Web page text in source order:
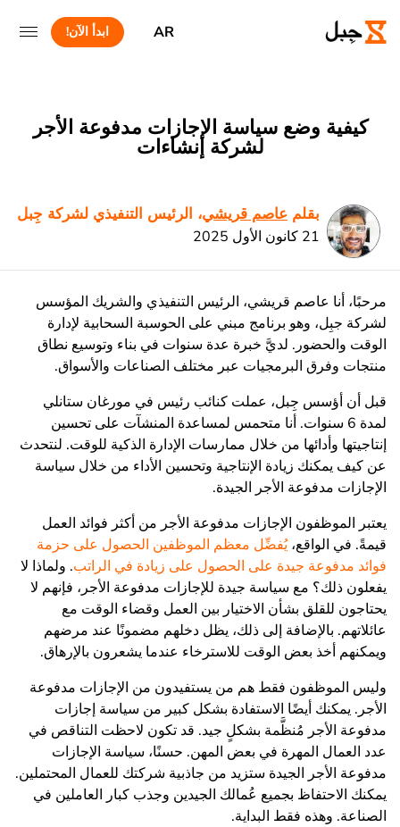
AR ابدأ الآن!
كيفية وضع سياسة الإجازات مدفوعة الأجر
لشركة إنشاءات
بقلم عاصم قريشي، الرئيس التنفيذي لشركة جِبل
21 كانون الأول 2025
مرحبًا، أنا عاصم قريشي، الرئيس التنفيذي والشريك المؤسس
لشركة جبِل، وهو برنامج مبني على الحوسبة السحابية لإدارة
الوقت والحضور. لديَّ خبرة عدة سنوات في بناء وتوسيع نطاق
منتجات وفرق البرمجيات عبر مختلف الصناعات والأسواق.
قبل أن أؤسس جِبل، عملت كنائب رئيس في مورغان ستانلي
لمدة 6 سنوات. أنا متحمس لمساعدة المنشآت على تحسين
إنتاجيتها وأدائها من خلال ممارسات الإدارة الذكية للوقت. لنتحدث
عن كيف يمكنك زيادة الإنتاجية وتحسين الأداء من خلال سياسة
الإجازات مدفوعة الأجر الجيدة.
يعتبر الموظفون الإجازات مدفوعة الأجر من أكثر فوائد العمل
قيمةً. في الواقع،يُفضِّل معظم الموظفين الحصول على حزمة
فوائد مدفوعة جيدة على الحصول على زيادة في الراتب. ولماذا لا
يفعلون ذلك؟ مع سياسة جيدة للإجازات مدفوعة الأجر، فإنهم لا
يحتاجون للقلق بشأن الاختيار بين العمل وقضاء الوقت مع
عائلاتهم. بالإضافة إلى ذلك، يظل دخلهم مضمونًا عند مرضهم
ويمكنهم أخذ بعض الوقت للاسترخاء عندما يشعرون بالإرهاق.
وليس الموظفون فقط هم من يستفيدون من الإجازات مدفوعة
الأجر. يمكنك أيضًا الاستفادة بشكل كبير من سياسة إجازات
مدفوعة الأجر مُنظَّمة بشكلٍ جيد. قد تكون لاحظت التناقص في
عدد العمال المهرة في بعض المهن. حسنًا، سياسة الإجازات
مدفوعة الأجر الجيدة ستزيد من جاذبية شركتك للعمال المحتملين.
يمكنك الاحتفاظ بجميع عُمالك الجيدين وجذب كبار العاملين في
الصناعة. وهذه فقط البداية.